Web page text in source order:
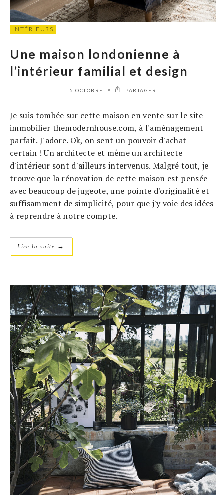
INTÉRIEURS
Une maison londonienne à
l’intérieur familial et design
5 OCTOBRE PARTAGER
Je suis tombée sur cette maison en vente sur le site
immobilier themodernhouse.com, à l'aménagement
parfait. J'adore. Ok, on sent un pouvoir d'achat
certain ! Un architecte et même un architecte
d'intérieur sont d'ailleurs intervenus. Malgré tout, je
trouve que la rénovation de cette maison est pensée
avec beaucoup de jugeote, une pointe d'originalité et
suffisamment de simplicité, pour que j'y voie des idées
à reprendre à notre compte.
Lire la suite →